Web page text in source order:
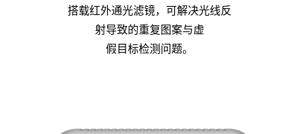
搭载红外通光滤镜，可解决光线反
射导致的重复图案与虚
假目标检测问题。